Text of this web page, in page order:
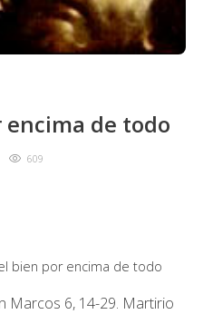
encima de todo
609
bien por encima de todo
Marcos 6, 14-29. Martirio